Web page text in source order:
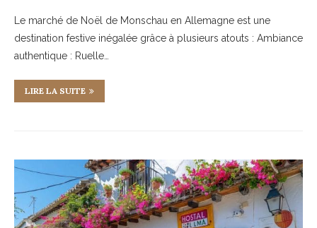
Le marché de Noël de Monschau en Allemagne est une
destination festive inégalée grâce à plusieurs atouts : Ambiance
authentique : Ruelle…
LIRE LA SUITE